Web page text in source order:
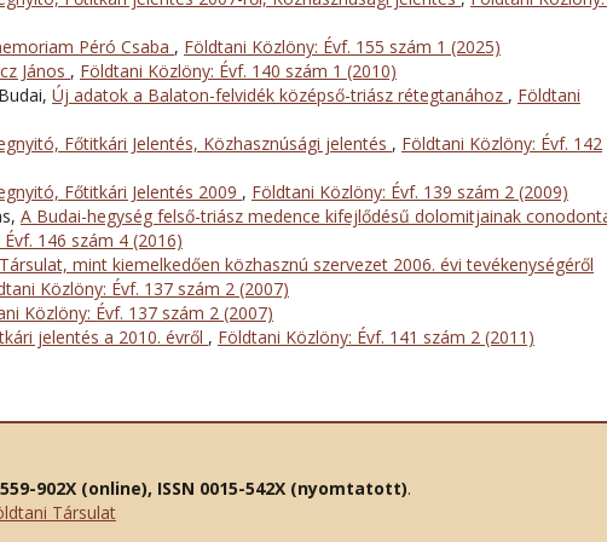
Péró Csaba , Földtani Közlöny: Évf. 155 szám 1 (2025)
János , Földtani Közlöny: Évf. 140 szám 1 (2010)
Új adatok a Balaton-felvidék középső-triász rétegtanához , Földtani
Főtitkári Jelentés, Közhasznúsági jelentés , Földtani Közlöny: Évf. 142
Főtitkári Jelentés 2009 , Földtani Közlöny: Évf. 139 szám 2 (2009)
A Budai-hegység felső-triász medence kifejlődésű dolomitjainak
146 szám 4 (2016)
mint kiemelkedően közhasznú szervezet 2006. évi tevékenységéről
Közlöny: Évf. 137 szám 2 (2007)
Közlöny: Évf. 137 szám 2 (2007)
jelentés a 2010. évről , Földtani Közlöny: Évf. 141 szám 2 (2011)
902X (online), ISSN 0015-542X (nyomtatott).
Társulat